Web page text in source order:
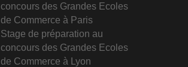
concours des Grandes Ecoles
de Commerce à Paris
Stage de préparation au
concours des Grandes Ecoles
de Commerce à Lyon